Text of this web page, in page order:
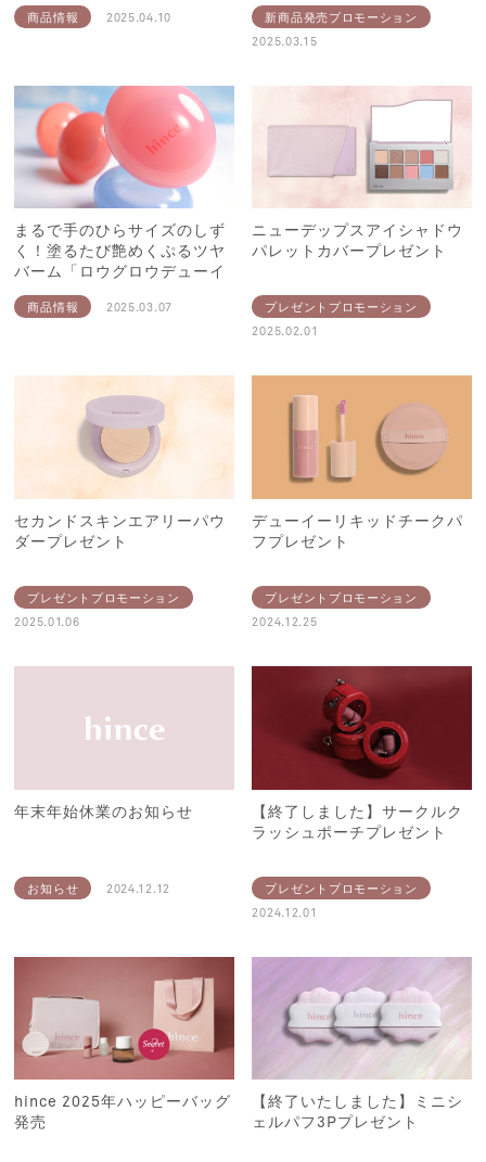
商品情報 2025.04.10
新商品発売プロモーション
2025.03.15
まるで手のひらサイズのしず
く！塗るたび艶めくぷるツヤ
バーム「ロウグロウデューイ
ーボール」が登場
商品情報 2025.03.07
ニューデップスアイシャドウ
パレットカバープレゼント
プレゼントプロモーション
2025.02.01
セカンドスキンエアリーパウ
ダープレゼント
プレゼントプロモーション
2025.01.06
デューイーリキッドチークパ
フプレゼント
プレゼントプロモーション
2024.12.25
年末年始休業のお知らせ
お知らせ 2024.12.12
【終了しました】サークルク
ラッシュポーチプレゼント
プレゼントプロモーション
2024.12.01
hince 2025年ハッピーバッグ
発売
【終了いたしました】ミニシ
ェルパフ3Pプレゼント